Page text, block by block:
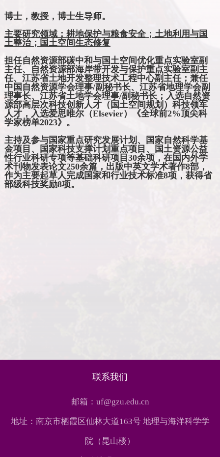
博士，教授，博士生导师。
主要研究领域：耕地保护与粮食安全；土地利用与国
土整治；国土空间生态修复
担任自然资源部碳中和与国土空间优化重点实验室副
主任、自然资源部海岸带开发与保护重点实验室副主
任、江苏省土地开发整理技术工程中心副主任； 兼任
中国自然资源学会理事/副秘书长、江苏省地理学会副
理事长、江苏省土地学会理事/副秘书长；入选自然资
源部高层次科技创新人才（国土空间规划）科技领军
人才， 入选爱思唯尔（Elsevier）《全球前2%顶尖科
学家榜单2023》。
主持及参与国家重点研究发展计划、国家自然科学基
金项目、国家科技支撑计划重点项目、国土资源公益
性行业科研专项等基础科研项目 30余项，在国内外学
术刊物发表论文250余篇，出版中英文学术著作8部，
作为主要起草人完成国家和行业技术标准8项，获得省
部级科技奖励8项。
联系我们
邮箱：uf@gzu.edu.cn
地址：南京市栖霞区仙林大道163号 地理与海洋科学学
院（昆山楼）